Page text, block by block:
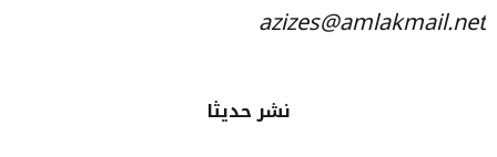
azizes@amlakmail.net
نشر حديثا